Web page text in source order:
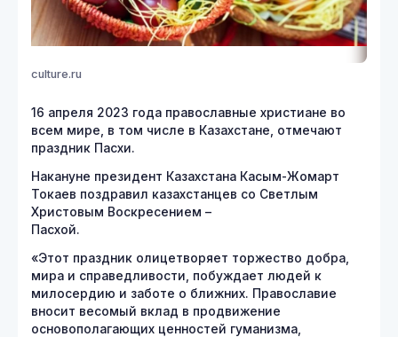
culture.ru
16 апреля 2023 года православные христиане во
всем мире, в том числе в Казахстане, отмечают
праздник Пасхи.
Накануне президент Казахстана Касым-Жомарт
Токаев поздравил казахстанцев со Светлым
Христовым Воскресением –
Пасхой.
«Этот праздник олицетворяет торжество добра,
мира и справедливости, побуждает людей к
милосердию и заботе о ближних. Православие
вносит весомый вклад в продвижение
основополагающих ценностей гуманизма,